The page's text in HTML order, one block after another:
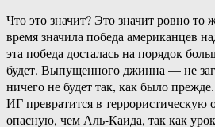
Что это значит? Это значит ровно то
время значила победа американцев
эта победа досталась на порядок
будет. Выпущенного джинна — не
ничего не будет так, как было
ИГ превратится в террористическую
опасную, чем Аль-Каида, так как